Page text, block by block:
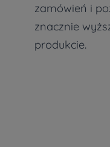
zamówień i
znacznie
produkcie.